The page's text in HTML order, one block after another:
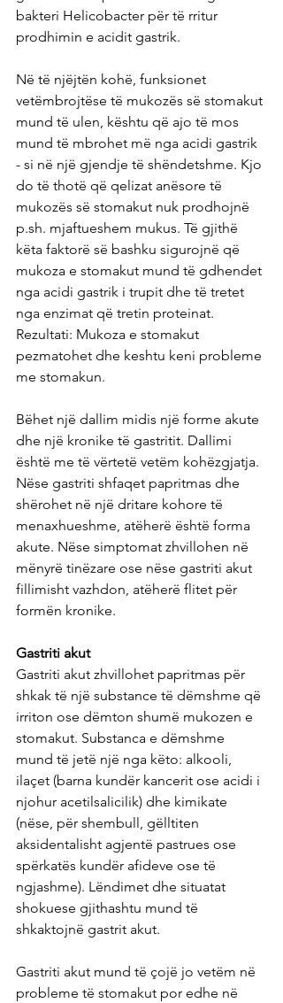
bakteri Helicobacter për të rritur
prodhimin e acidit gastrik.
Në të njëjtën kohë, funksionet
vetëmbrojtëse të mukozës së stomakut
mund të ulen, kështu që ajo të mos
mund të mbrohet më nga acidi gastrik
- si në një gjendje të shëndetshme. Kjo
do të thotë që qelizat anësore të
mukozës së stomakut nuk prodhojnë
p.sh. mjaftueshem mukus. Të gjithë
këta faktorë së bashku sigurojnë që
mukoza e stomakut mund të gdhendet
nga acidi gastrik i trupit dhe të tretet
nga enzimat që tretin proteinat.
Rezultati: Mukoza e stomakut
pezmatohet dhe keshtu keni probleme
me stomakun.
Bëhet një dallim midis një forme akute
dhe një kronike të gastritit. Dallimi
është me të vërtetë vetëm kohëzgjatja.
Nëse gastriti shfaqet papritmas dhe
shërohet në një dritare kohore të
menaxhueshme, atëherë është forma
akute. Nëse simptomat zhvillohen në
mënyrë tinëzare ose nëse gastriti akut
fillimisht vazhdon, atëherë flitet për
formën kronike.
Gastriti akut
Gastriti akut zhvillohet papritmas për
shkak të një substance të dëmshme që
irriton ose dëmton shumë mukozen e
stomakut. Substanca e dëmshme
mund të jetë një nga këto: alkooli,
ilaçet (barna kundër kancerit ose acidi i
njohur acetilsalicilik) dhe kimikate
(nëse, për shembull, gëlltiten
aksidentalisht agjentë pastrues ose
spërkatës kundër afideve ose të
ngjashme). Lëndimet dhe situatat
shokuese gjithashtu mund të
shkaktojnë gastrit akut.
Gastriti akut mund të çojë jo vetëm në
probleme të stomakut por edhe në